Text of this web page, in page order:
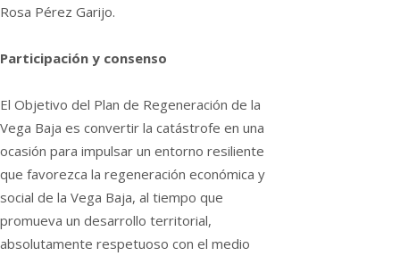
Rosa Pérez Garijo.
Participación y consenso
El Objetivo del Plan de Regeneración de la
Vega Baja es convertir la catástrofe en una
ocasión para impulsar un entorno resiliente
que favorezca la regeneración económica y
social de la Vega Baja, al tiempo que
promueva un desarrollo territorial,
absolutamente respetuoso con el medio